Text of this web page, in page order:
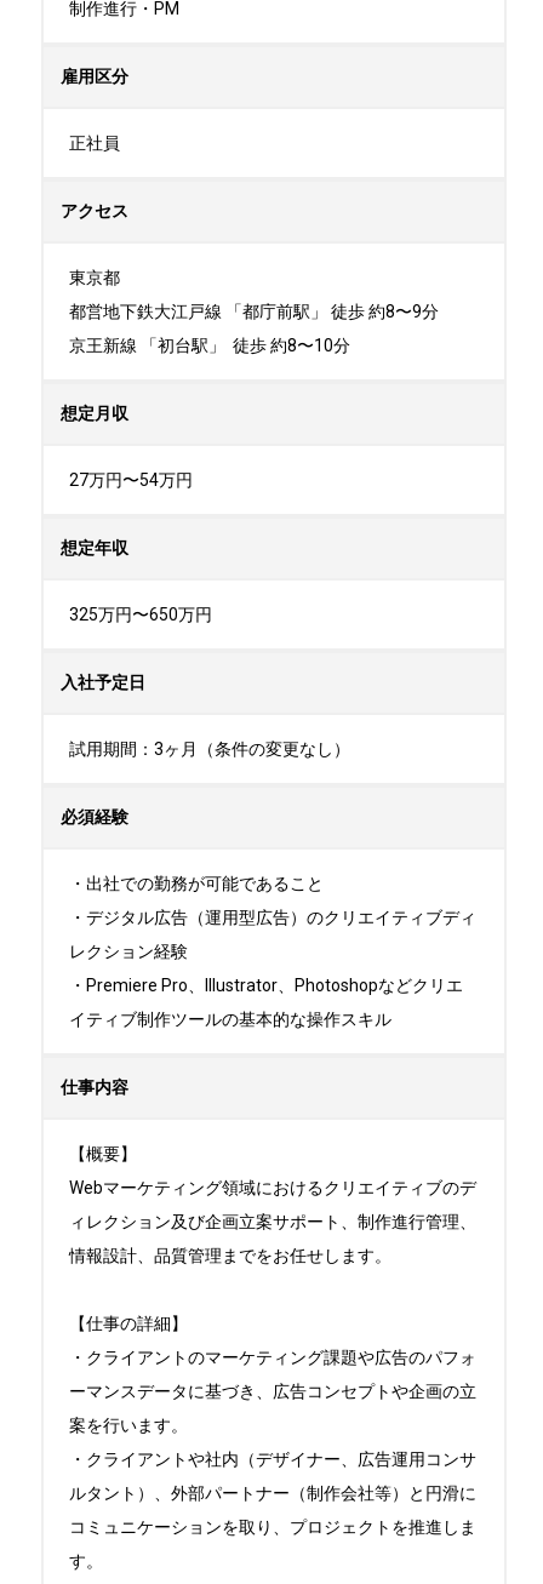
制作進行・PM
雇用区分
正社員
アクセス
東京都
都営地下鉄大江戸線 「都庁前駅」 徒歩 約8〜9分
京王新線 「初台駅」  徒歩 約8〜10分
想定月収
27万円〜54万円
想定年収
325万円〜650万円
入社予定日
試用期間：3ヶ月（条件の変更なし）
必須経験
・出社での勤務が可能であること
・デジタル広告（運用型広告）のクリエイティブディ
レクション経験
・Premiere Pro、Illustrator、Photoshopなどクリエ
イティブ制作ツールの基本的な操作スキル
仕事内容
【概要】
Webマーケティング領域におけるクリエイティブのデ
ィレクション及び企画立案サポート、制作進行管理、
情報設計、品質管理までをお任せします。
【仕事の詳細】
・クライアントのマーケティング課題や広告のパフォ
ーマンスデータに基づき、広告コンセプトや企画の立
案を行います。
・クライアントや社内（デザイナー、広告運用コンサ
ルタント）、外部パートナー（制作会社等）と円滑に
コミュニケーションを取り、プロジェクトを推進しま
す。